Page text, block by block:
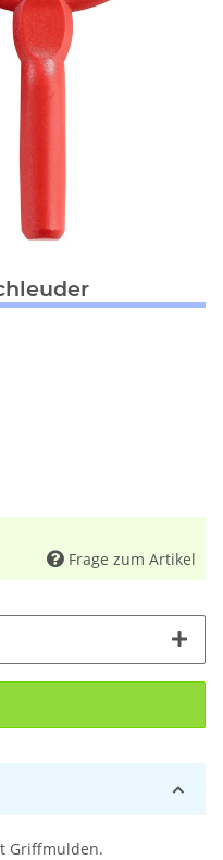
Frage zum Artikel
Griffmulden.